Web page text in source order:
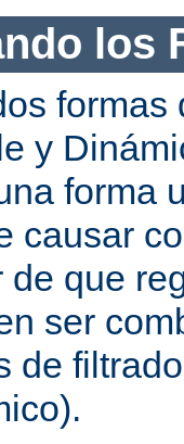
los
formas
y
forma
causar
de que
ser
de